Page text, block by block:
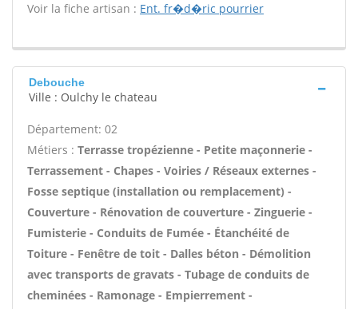
Voir la fiche artisan : Ent. fr�d�ric pourrier
Debouche
Ville : Oulchy le chateau
Département: 02
Métiers : Terrasse tropézienne - Petite maçonnerie -
Terrassement - Chapes - Voiries / Réseaux externes -
Fosse septique (installation ou remplacement) -
Couverture - Rénovation de couverture - Zinguerie -
Fumisterie - Conduits de Fumée - Étanchéité de
Toiture - Fenêtre de toit - Dalles béton - Démolition
avec transports de gravats - Tubage de conduits de
cheminées - Ramonage - Empierrement -